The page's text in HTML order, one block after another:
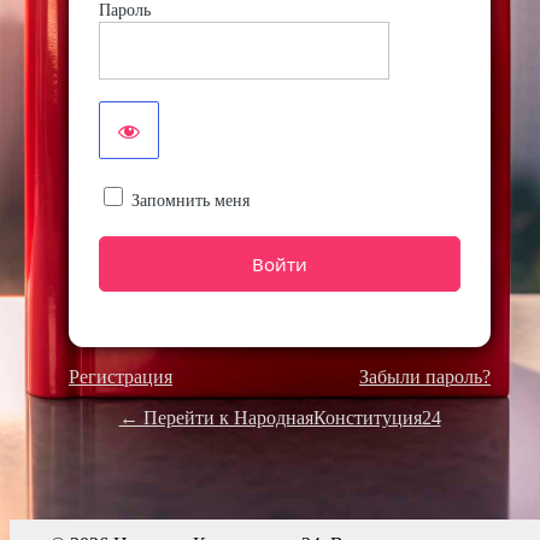
Пароль
Запомнить меня
Регистрация
Забыли пароль?
← Перейти к НароднаяКонституция24